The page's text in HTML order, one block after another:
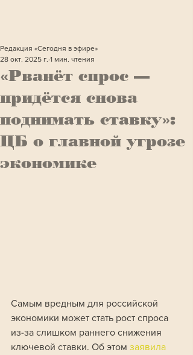
«Рванёт спрос —
придётся снова
поднимать ставку»:
ЦБ о главной угрозе
экономике
Редакция «Сегодня в эфире»
28 окт. 2025 г. 1 мин. чтения
Самым вредным для российской
экономики может стать рост спроса
из-за слишком раннего снижения
ключевой ставки. Об этом заявила